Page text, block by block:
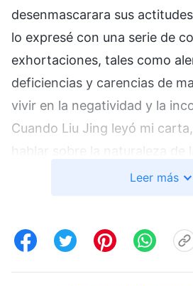
desenmascarara sus
lo expresé con una serie de
exhortaciones, tales como
deficiencias y carencias de
vivir en la negatividad y la
Cuando Liu Jing leyó mi
hablar sobre la naturaleza de
sus deberes? ¿Por qué eres
Jing, me di cuenta de que
Leer más